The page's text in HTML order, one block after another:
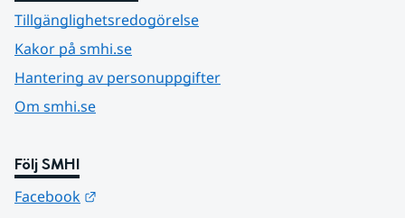
Tillgänglighetsredogörelse
Kakor på smhi.se
Hantering av personuppgifter
Om smhi.se
Följ SMHI
Facebook